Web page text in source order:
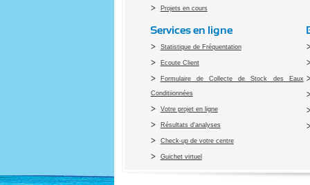
Projets en cours
Services en ligne
Statistique de Fréquentation
Ecoute Client
Formulaire de Collecte de Stock des Eaux
Conditiionnées
Votre projet en ligne
Résultats d'analyses
Check-up de votre centre
Guichet virtuel